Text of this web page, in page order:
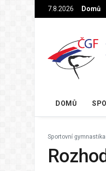
Na hlavní obsah7.8.2026 Domů
DOMŮ
Sportovní